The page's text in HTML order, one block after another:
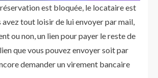
est bloquée, le locataire est
avez tout loisir de lui envoyer par mail,
ou non, un lien pour payer le reste de
que vous pouvez envoyer soit par
demander un virement bancaire